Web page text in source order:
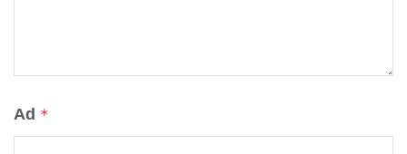
Ad *